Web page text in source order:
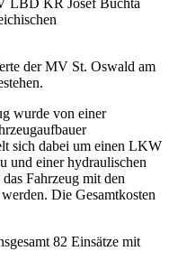
LBD KR Josef Buchta
der MV St. Oswald am
wurde von einer
sich dabei um einen LKW
und einer hydraulischen
Fahrzeug mit den
Die Gesamtkosten
82 Einsätze mit